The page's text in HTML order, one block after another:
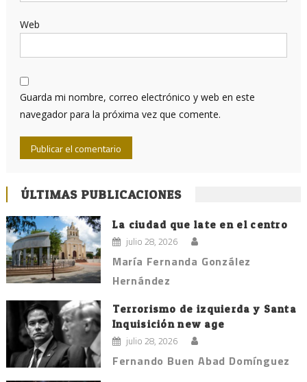
Web
Guarda mi nombre, correo electrónico y web en este
navegador para la próxima vez que comente.
ÚLTIMAS PUBLICACIONES
La ciudad que late en el centro
julio 28, 2026
María Fernanda González
Hernández
Terrorismo de izquierda y Santa
Inquisición new age
julio 28, 2026
Fernando Buen Abad Domínguez